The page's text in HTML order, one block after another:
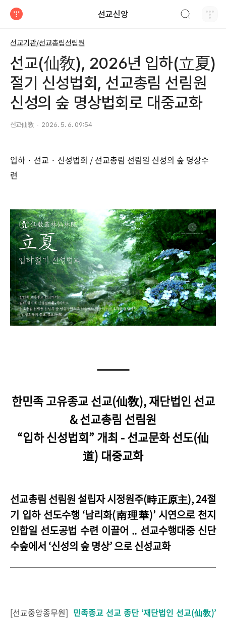
선교신앙
선교기관/선교총림선림원
선교(仙敎), 2026년 입하(立夏)
절기 신성법회, 선교총림 선림원
신성의 숲 명상법회로 대중교화
선교仙敎 2026. 5. 6. 09:54
입하 · 선교 · 신성법회 / 선교총림 선림원 신성의 숲 명상수
련
한민족 고유종교 선교(仙敎), 재단법인 선교
& 선교총림 선림원
“입하 신성법회” 개최 - 선교문화 선도(仙
道) 대중교화
선교총림 선림원 설립자 시정원주(時正原主), 24절
기 입하 선도수행 ‘남리화(南理華)’ 시연으로 천지
인합일 선도공법 수련 이끌어 .. 선교수행대중 신단
수숲에서 ‘신성의 숲 명상’ 으로 신성교화
[선교중앙종무원] 민족종교 선교 종단 ‘재단법인 선교(仙敎)’